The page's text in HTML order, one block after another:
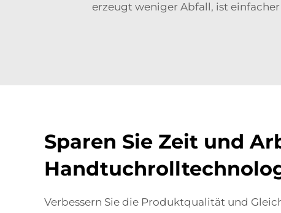
erzeugt weniger Abfall, ist
Sparen Sie Zeit und
Verbessern Sie die Produktqualität und